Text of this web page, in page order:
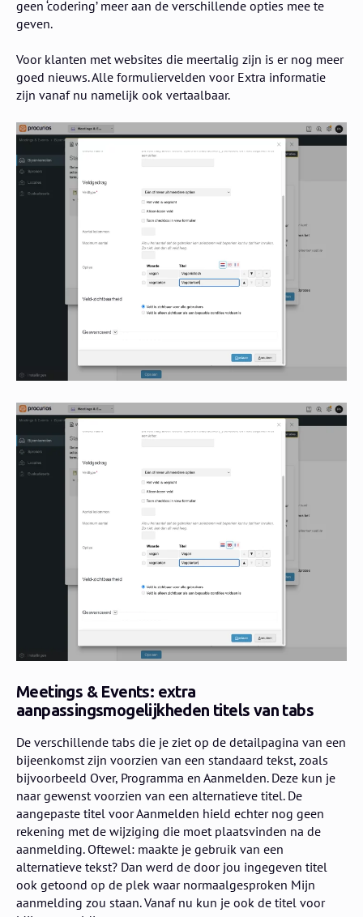
geen ‘codering’ meer aan de verschillende opties mee te
geven.
Voor klanten met websites die meertalig zijn is er nog meer
goed nieuws. Alle formuliervelden voor Extra informatie
zijn vanaf nu namelijk ook vertaalbaar.
Meetings & Events: extra
aanpassingsmogelijkheden titels van tabs
De verschillende tabs die je ziet op de detailpagina van een
bijeenkomst zijn voorzien van een standaard tekst, zoals
bijvoorbeeld Over, Programma en Aanmelden. Deze kun je
naar gewenst voorzien van een alternatieve titel. De
aangepaste titel voor Aanmelden hield echter nog geen
rekening met de wijziging die moet plaatsvinden na de
aanmelding. Oftewel: maakte je gebruik van een
alternatieve tekst? Dan werd de door jou ingegeven titel
ook getoond op de plek waar normaalgesproken Mijn
aanmelding zou staan. Vanaf nu kun je ook de titel voor